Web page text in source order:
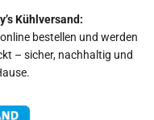
Kühlversand:
bestellen und werden
– sicher, nachhaltig und